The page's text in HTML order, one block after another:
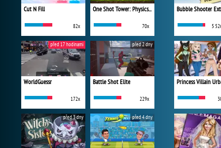
Cut N Fill
82x
One Shot Tower: Physics Destroyer
70x
WorldGuessr
172x
před 17 hodinami
Battle Shot Elite
229x
před 2 dny
před 3 dny před 4 dny
Bubble Shooter
5